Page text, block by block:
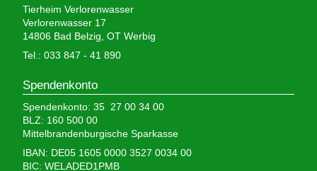
Tierheim Verlorenwasser
Verlorenwasser 17
14806 Bad Belzig, OT Werbig
Tel.: 033 847 - 41 890
Spendenkonto
Spendenkonto: 35 27 00 34 00
BLZ: 160 500 00
Mittelbrandenburgische Sparkasse
IBAN: DE05 1605 0000 3527 0034 00
BIC: WELADED1PMB